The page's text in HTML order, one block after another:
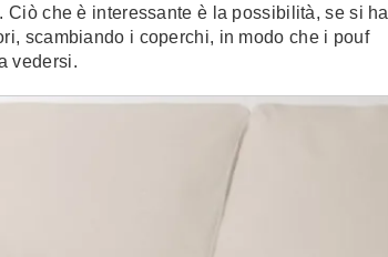
che è interessante è la possibilità, se si ha
scambiando i coperchi, in modo che i pouf
vedersi.